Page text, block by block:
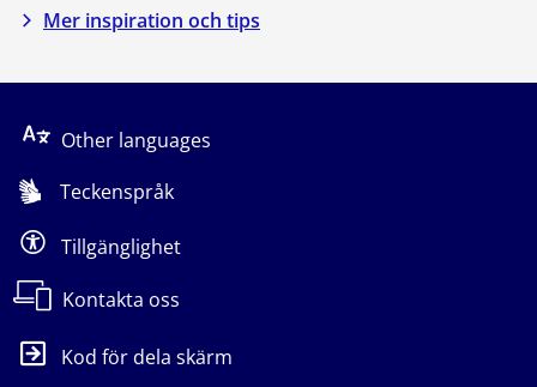
Mer inspiration och tips
Other languages
Teckenspråk
Tillgänglighet
Kontakta oss
Kod för dela skärm